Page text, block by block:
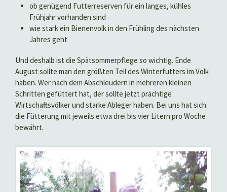
ob genügend Futterreserven für ein langes, kühles
Frühjahr vorhanden sind
wie stark ein Bienenvolk in den Frühling des nächsten
Jahres geht
Und deshalb ist die Spätsommerpflege so wichtig. Ende
August sollte man den größten Teil des Winterfutters im Volk
haben. Wer nach dem Abschleudern in mehreren kleinen
Schritten gefüttert hat, der sollte jetzt prächtige
Wirtschaftsvölker und starke Ableger haben. Bei uns hat sich
die Fütterung mit jeweils etwa drei bis vier Litern pro Woche
bewährt.